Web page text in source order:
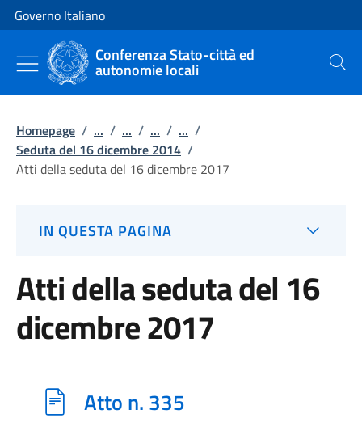
Vai al contenuto
Vai alla navigazione del sito
Governo Italiano
Conferenza Stato-città ed
autonomie locali Cerca
Homepage / ... / ... / ... / ... /
Seduta del 16 dicembre 2014 /
Atti della seduta del 16 dicembre 2017
IN QUESTA PAGINA
Atti della seduta del 16
dicembre 2017
Atto n. 335